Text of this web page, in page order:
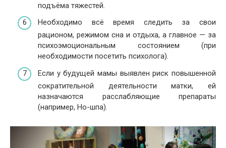
подъёма тяжестей.
Необходимо всё время следить за свои
рационом, режимом сна и отдыха, а главное — за
психоэмоциональным состоянием (при
необходимости посетить психолога).
Если у будущей мамы выявлен риск повышенной
сократительной деятельности матки, ей
назначаются расслабляющие препараты
(например, Но-шпа).